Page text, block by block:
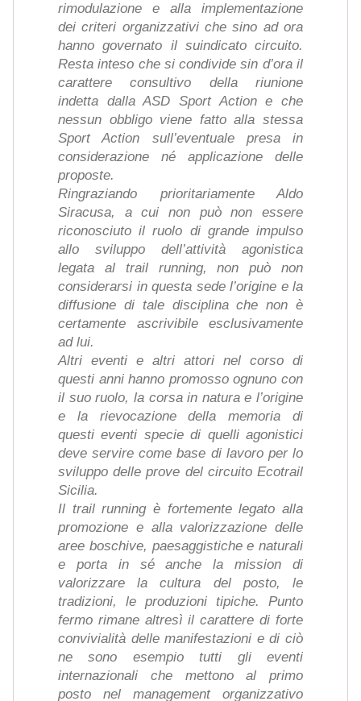
rimodulazione e alla implementazione
dei criteri organizzativi che sino ad ora
hanno governato il suindicato circuito.
Resta inteso che si condivide sin d’ora il
carattere consultivo della riunione
indetta dalla ASD Sport Action e che
nessun obbligo viene fatto alla stessa
Sport Action sull’eventuale presa in
considerazione né applicazione delle
proposte.
Ringraziando prioritariamente Aldo
Siracusa, a cui non può non essere
riconosciuto il ruolo di grande impulso
allo sviluppo dell’attività agonistica
legata al trail running, non può non
considerarsi in questa sede l’origine e la
diffusione di tale disciplina che non è
certamente ascrivibile esclusivamente
ad lui.
Altri eventi e altri attori nel corso di
questi anni hanno promosso ognuno con
il suo ruolo, la corsa in natura e l’origine
e la rievocazione della memoria di
questi eventi specie di quelli agonistici
deve servire come base di lavoro per lo
sviluppo delle prove del circuito Ecotrail
Sicilia.
Il trail running è fortemente legato alla
promozione e alla valorizzazione delle
aree boschive, paesaggistiche e naturali
e porta in sé anche la mission di
valorizzare la cultura del posto, le
tradizioni, le produzioni tipiche. Punto
fermo rimane altresì il carattere di forte
convivialità delle manifestazioni e di ciò
ne sono esempio tutti gli eventi
internazionali che mettono al primo
posto nel management organizzativo